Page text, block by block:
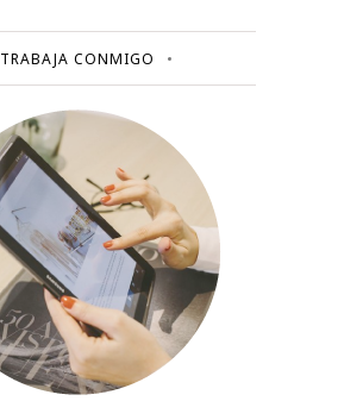
TRABAJA CONMIGO